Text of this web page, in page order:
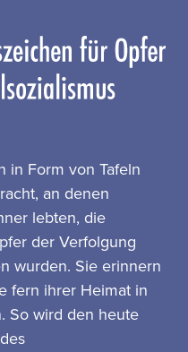
in Form von Tafeln
an denen
lebten, die
der Verfolgung
wurden. Sie erinnern
fern ihrer Heimat in
So wird den heute